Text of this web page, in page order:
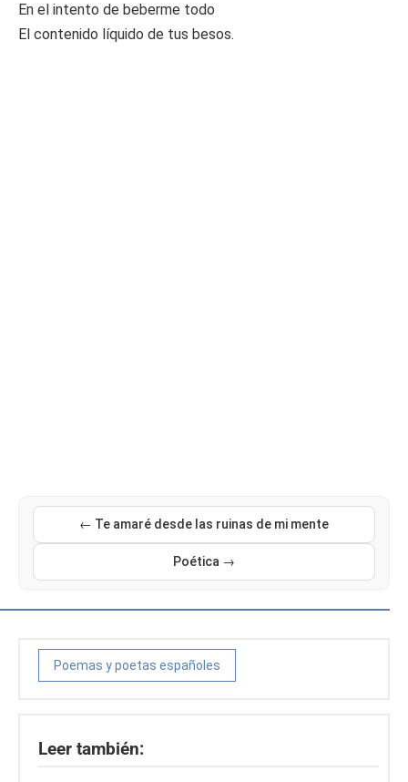
En el intento de beberme todo
El contenido líquido de tus besos.
← Te amaré desde las ruinas de mi mente
Poética →
Poemas y poetas españoles
Leer también: